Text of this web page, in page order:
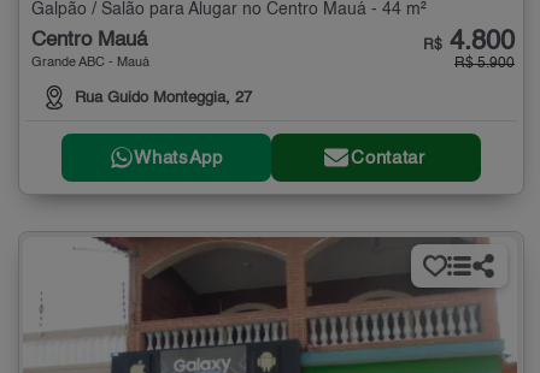
Galpão / Salão para Alugar no Centro Mauá - 44 m²
Centro Mauá
Grande ABC - Mauá
Rua Guido Monteggia, 27
R$ 4.800
R$ 5.900
WhatsApp Contatar